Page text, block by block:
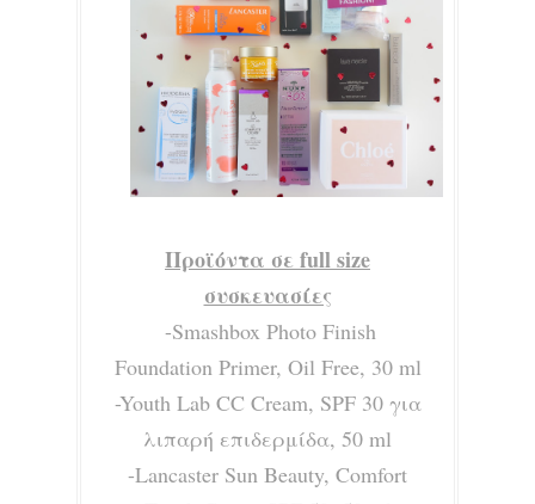
Προϊόντα σε full size
συσκευασίες
-Smashbox Photo Finish
Foundation Primer, Oil Free, 30 ml
-Youth Lab CC Cream, SPF 30 για
λιπαρή επιδερμίδα, 50 ml
-Lancaster Sun Beauty, Comfort